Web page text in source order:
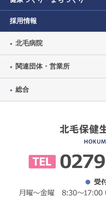
採用情報
北毛病院
関連団体・営業所
総合